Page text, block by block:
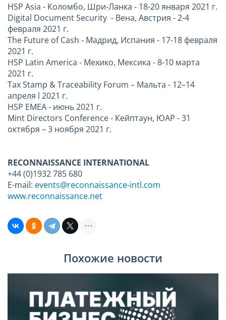
HSP Asia - Коломбо, Шри-Ланка - 18-20 января 2021 г.
Digital Document Security - Вена, Австрия - 2-4
февраля 2021 г.
The Future of Cash - Мадрид, Испания - 17-18 февраля
2021 г.
HSP Latin America - Мехико, Мексика - 8-10 марта
2021 г.
Tax Stamp & Traceability Forum – Мальта - 12–14
апреля l 2021 г.
HSP EMEA - июнь 2021 г.
Mint Directors Conference - Кейптаун, ЮАР - 31
октября – 3 ноября 2021 г.
RECONNAISSANCE INTERNATIONAL
+44 (0)1932 785 680
E-mail: events@reconnaissance-intl.com
www.reconnaissance.net
Похожие новости